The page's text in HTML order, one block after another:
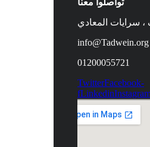
تواصلوا معنا
info@Tadwein.org
01200055721
TwitterFacebook-
fLinkedin